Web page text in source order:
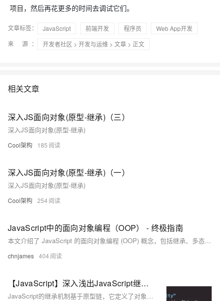
项目，然后再花更多的时间去调试它们。
文章标签： JavaScript 前端开发 程序员
Web App开发
来 源：
开发者社区 > 开发与运维 > 文章 > 正文
相关文章
深入JS面向对象(原型-继承)（三）
深入JS面向对象(原型-继承)
Cool架构 185
深入JS面向对象(原型-继承)（一）
深入JS面向对象(原型-继承)
Cool架构 254
JavaScript中的面向对象编程（OOP） - 终极指南
本文介绍了 JavaScript 的面向对象编程 (OOP) 概念，包括继承、多态、封装和抽象等关键要素，并通过代码示例帮助开发者理解和应用 OOP 思维。
chnjames 404
【JavaScript】深入浅出JavaScript继承机制：解密原型、原型链与面向对象实战攻略
JavaScript的继承机制基于原型链，它定义了对象属性和方法的查找规则。每个对象都有一个原型，通过原型链，对象能访问到构造函数原型上的方法。例如`Animal.prototype`上的`speak`方法可被`Animal`实例访问。原型链的尽头是`Object.prototype`，其`[[Prototype]]`为`null`。继承方式包括原型链继承（通过`Object.create`）、构造函数继承（使用`call`或`apply`）和组合继承（结合两者）。ES6的`class`语法是语法糖，但底层仍基于原型。继承选择应根据需求，理解原型链原理对JavaScript面向对象编程至关重要